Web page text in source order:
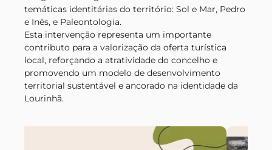
temáticas identitárias do território: Sol e Mar, Pedro
e Inês, e Paleontologia.
Esta intervenção representa um importante
contributo para a valorização da oferta turística
local, reforçando a atratividade do concelho e
promovendo um modelo de desenvolvimento
territorial sustentável e ancorado na identidade da
Lourinhã.